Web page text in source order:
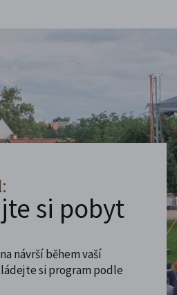
si pobyt
návrší během vaší
si program podle